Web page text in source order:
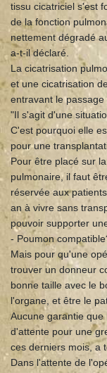
tissu cicatriciel s'est
de la fonction
nettement dégradé
a-t-il déclaré.
La cicatrisation
et une cicatrisation
entravant le
"Il s'agit d'une
C'est pourquoi elle
pour une
Pour être placé sur
pulmonaire, il faut
réservée aux
an à vivre sans
pouvoir supporter
- Poumon
Mais pour qu'une
trouver un donneur
bonne taille avec le
l'organe, et être le
Aucune garantie
d'attente pour une
ces derniers mois, a
Dans l'attente de